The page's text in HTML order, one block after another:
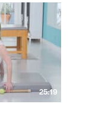
25:19